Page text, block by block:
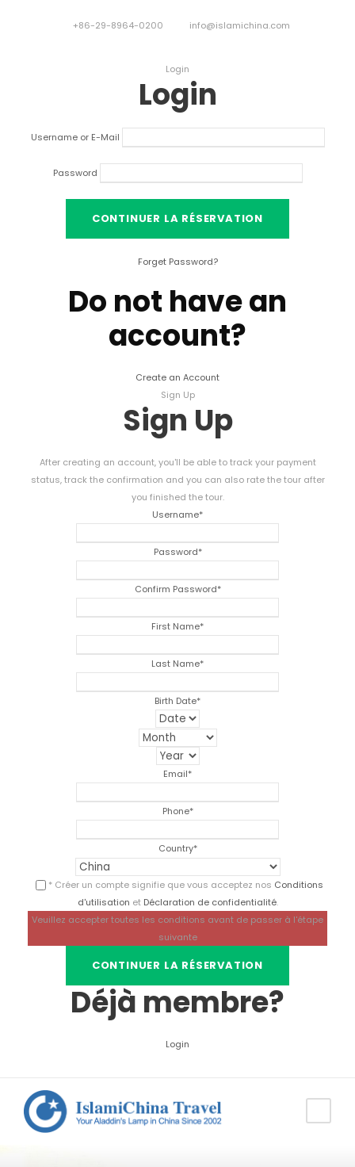
+86-29-8964-0200 info@islamichina.com
Login
Login
Username or E-Mail
Password
Forget Password?
Do not have an
account?
Create an Account
Sign Up
Sign Up
After creating an account,you'll be able to track your payment
status,track the confirmation and you can also rate the tour after
you finished the tour.
Username*
Password*
Confirm Password*
First Name*
Last Name*
Birth Date*
Email*
Phone*
Country*
* Créer un compte signifie que vous acceptez nos Conditions
d'utilisation et Déclaration de confidentialité.
Veuillez accepter toutes les conditions avant de passer à l'étape
suivante
Déjà membre?
Login